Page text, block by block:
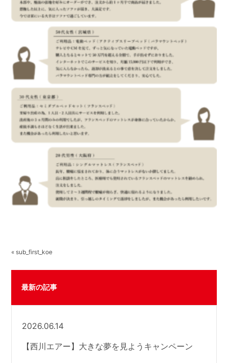
« sub_first_koe
最新の記事
2026.06.14
【西川エアー】大きな夢を見ようキャンペーン